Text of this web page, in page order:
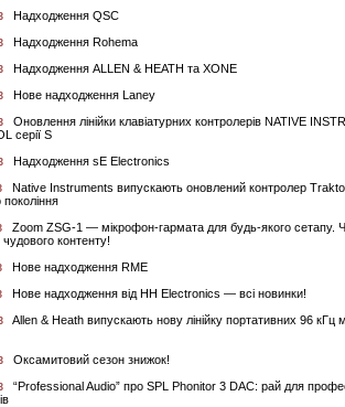
Надходження QSC
Надходження Rohema
Надходження ALLEN & HEATH та XONE
Нове надходження Laney
Оновлення лінійки клавіатурних контролерів NATIVE
серії S
Надходження sE Electronics
Native Instruments випускають оновлений контролер
покоління
Zoom ZSG-1 — мікрофон-гармата для будь-якого сетапу.
контенту!
Нове надходження RME
Нове надходження від HH Electronics — всі новинки!
Allen & Heath випускають нову лінійку портативних 96 кГц
Оксамитовий сезон знижок!
“Professional Audio” про SPL Phonitor 3 DAC: рай для